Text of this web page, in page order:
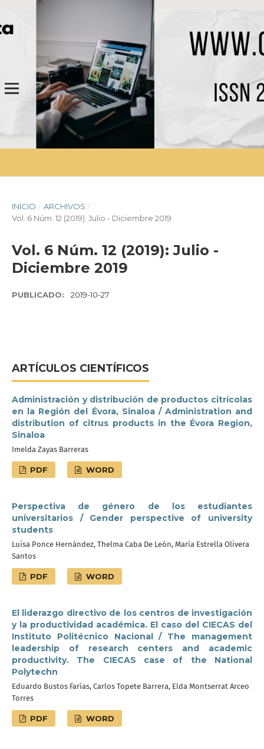
INICIO / ARCHIVOS /
Vol. 6 Núm. 12 (2019): Julio - Diciembre 2019
Vol. 6 Núm. 12 (2019): Julio -
Diciembre 2019
PUBLICADO: 2019-10-27
ARTÍCULOS CIENTÍFICOS
Administración y distribución de productos citrícolas
en la Región del Évora, Sinaloa / Administration and
distribution of citrus products in the Évora Region,
Sinaloa
Imelda Zayas Barreras
PDF WORD
Perspectiva de género de los estudiantes
universitarios / Gender perspective of university
students
Luisa Ponce Hernández, Thelma Caba De León, María Estrella Olivera
Santos
PDF WORD
El liderazgo directivo de los centros de investigación
y la productividad académica. El caso del CIECAS del
Instituto Politécnico Nacional / The management
leadership of research centers and academic
productivity. The CIECAS case of the National
Polytechn
Eduardo Bustos Farías, Carlos Topete Barrera, Elda Montserrat Arceo
Torres
PDF WORD